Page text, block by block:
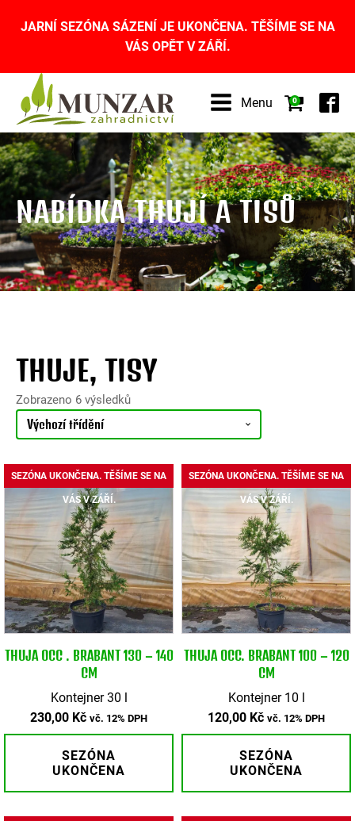
JARNÍ SEZÓNA SÁZENÍ JE UKONČENA. TĚŠÍME SE NA
VÁS OPĚT V ZÁŘÍ.
Menu 0
NABÍDKA THUJÍ A TISŮ
THUJE, TISY
Zobrazeno 6 výsledků
SEZÓNA UKONČENA. TĚŠÍME SE NA
VÁS V ZÁŘÍ.
THUJA OCC . BRABANT 130 – 140
CM
Kontejner 30 l
230,00 Kč vč. 12% DPH
SEZÓNA
UKONČENA
SEZÓNA UKONČENA. TĚŠÍME SE NA
VÁS V ZÁŘÍ.
THUJA OCC. BRABANT 100 – 120
CM
Kontejner 10 l
120,00 Kč vč. 12% DPH
SEZÓNA
UKONČENA